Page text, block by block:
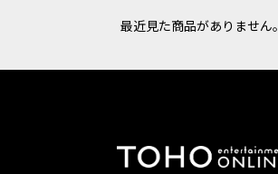
最近見た商品がありません。